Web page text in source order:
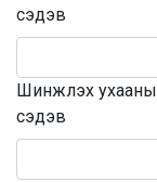
сэдэв
Шинжлэх ухааны
сэдэв